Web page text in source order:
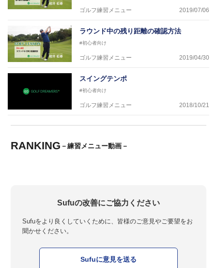
ゴルフ練習メニュー 2019/07/06
ラウンド中の残り距離の確認方法
#初心者向け
ゴルフ練習メニュー 2019/04/30
スイングテンポ
#初心者向け
ゴルフ練習メニュー 2018/10/21
RANKING －練習メニュー動画－
Sufuの改善にご協力ください
Sufuをより良くしていくために、皆様のご意見やご要望をお
聞かせください。
Sufuに意見を送る